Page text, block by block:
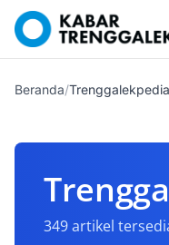
Beranda/Trenggalekpedia
349 artikel